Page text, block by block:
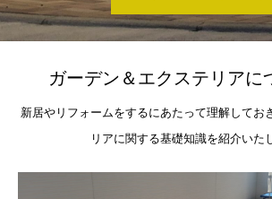
ガーデン＆エクステリアに
新居やリフォームをするにあたって理解してお
リアに関する基礎知識を紹介いた